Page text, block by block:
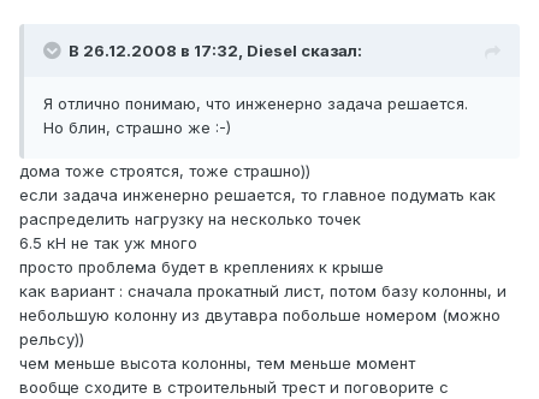
В 26.12.2008 в 17:32, Diesel сказал:
Я отлично понимаю, что инженерно задача решается.
Но блин, страшно же :-)
дома тоже строятся, тоже страшно))
если задача инженерно решается, то главное подумать как
распределить нагрузку на несколько точек
6.5 кН не так уж много
просто проблема будет в креплениях к крыше
как вариант : сначала прокатный лист, потом базу колонны, и
небольшую колонну из двутавра побольше номером (можно
рельсу))
чем меньше высота колонны, тем меньше момент
вообще сходите в строительный трест и поговорите с